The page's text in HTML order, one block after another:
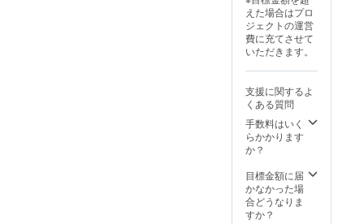
お名前/
ニック
ネーム
をご記
入くだ
さい。
メント
等もご
記載い
ただけ
ポート
にその
まま掲
項： 支
援時、
必ず備
考欄に
掲載を
れるお
名前を
ご記入
くださ
い ロゴ
ナーな
どの画
像の受
け渡し
えた場合はプロ
ジェクトの運営
費に充てさせて
いただきます。
支援に関するよ
くある質問
手数料はいく
らかかります
か？
目標金額に届
かなかった場
合どうなりま
すか？